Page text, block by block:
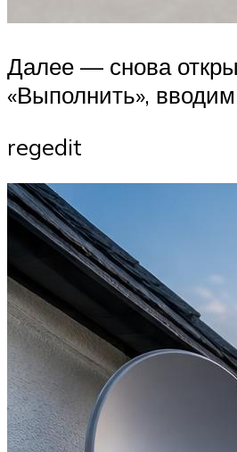
Далее — снова
«Выполнить»,
regedit